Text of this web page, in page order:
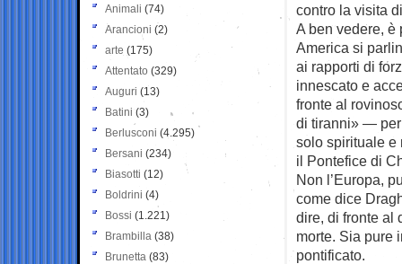
contro la visita
A ben vedere, è
America si
ai rapporti di
innescato e
fronte al
di tiranni» —
solo spirituale e
il Pontefice di
Non l’Europa,
come dice
dire, di fronte al
morte. Sia pure
pontificato.
Animali (74)
Arancioni (2)
arte (175)
Attentato (329)
Auguri (13)
Batini (3)
Berlusconi (4.295)
Bersani (234)
Biasotti (12)
Boldrini (4)
Bossi (1.221)
Brambilla (38)
Brunetta (83)